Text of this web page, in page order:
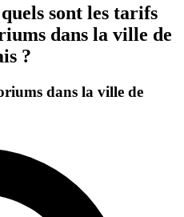
sont les tarifs
dans la ville de
?
dans la ville de